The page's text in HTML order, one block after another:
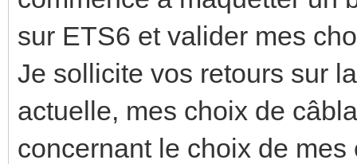
sur ETS6 et valider mes
Je sollicite vos retours sur
actuelle, mes choix de
concernant le choix de